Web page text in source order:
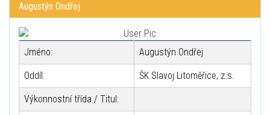
Augustýn Ondřej
Jméno: Augustýn Ondřej
Oddíl: ŠK Slavoj Litoměřice, z.s.
Výkonnostní třída / Titul: